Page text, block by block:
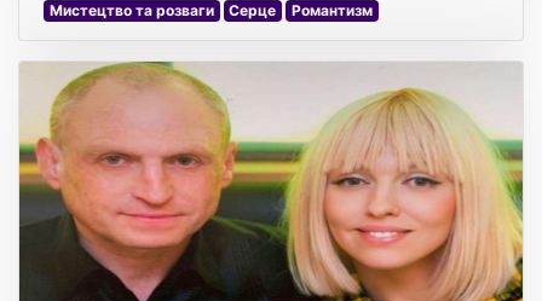
Мистецтво та розваги Серце Романтизм